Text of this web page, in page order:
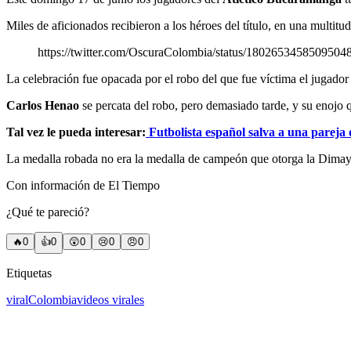
Miles de aficionados recibieron a los héroes del título, en una
https://twitter.com/OscuraColombia/status/
La celebración fue opacada por el robo del que fue víctima el jugador
Carlos Henao se percata del robo, pero demasiado tarde, y su
Tal vez le pueda interesar: Futbolista español salva a una pareja
La medalla robada no era la medalla de campeón que otorga la
Con información de El Tiempo
¿Qué te pareció?
🔥0 👍0 😲0 😢0 😠0
Etiquetas
viralColombiavideos virales